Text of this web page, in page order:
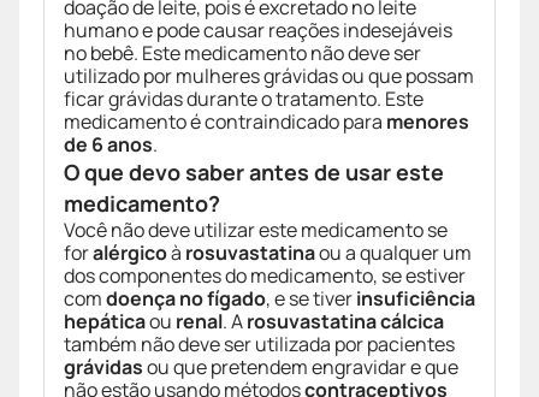
doação de leite, pois é excretado no leite
humano e pode causar reações indesejáveis
no bebê. Este medicamento não deve ser
utilizado por mulheres grávidas ou que possam
ficar grávidas durante o tratamento. Este
medicamento é contraindicado para menores
de 6 anos.
O que devo saber antes de usar este
medicamento?
Você não deve utilizar este medicamento se
foralérgicoà rosuvastatinaou a qualquer um
dos componentes do medicamento, se estiver
comdoença no fígado, e se tiverinsuficiência
hepáticaou renal. Arosuvastatina cálcica
também não deve ser utilizada por pacientes
grávidasou que pretendem engravidar e que
não estão usando métodoscontraceptivos